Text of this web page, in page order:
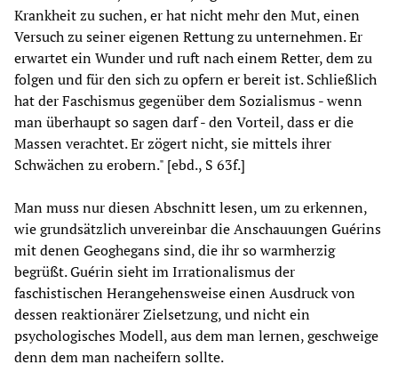
Krankheit zu suchen, er hat nicht mehr den Mut, einen
Versuch zu seiner eigenen Rettung zu unternehmen. Er
erwartet ein Wunder und ruft nach einem Retter, dem zu
folgen und für den sich zu opfern er bereit ist. Schließlich
hat der Faschismus gegenüber dem Sozialismus - wenn
man überhaupt so sagen darf - den Vorteil, dass er die
Massen verachtet. Er zögert nicht, sie mittels ihrer
Schwächen zu erobern." [ebd., S 63f.]
Man muss nur diesen Abschnitt lesen, um zu erkennen,
wie grundsätzlich unvereinbar die Anschauungen Guérins
mit denen Geoghegans sind, die ihr so warmherzig
begrüßt. Guérin sieht im Irrationalismus der
faschistischen Herangehensweise einen Ausdruck von
dessen reaktionärer Zielsetzung, und nicht ein
psychologisches Modell, aus dem man lernen, geschweige
denn dem man nacheifern sollte.